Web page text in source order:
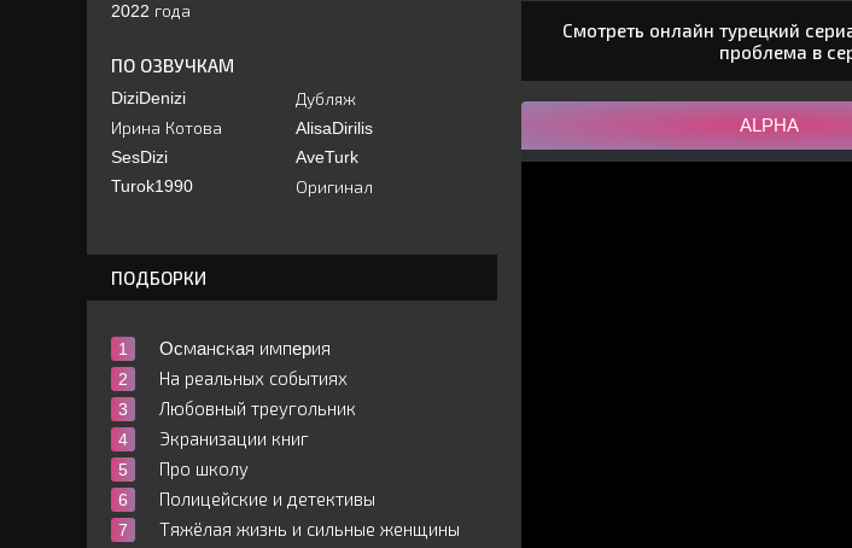
Смотреть онлайн турецкий
проблема в
ALPHA
2022 года
ПО ОЗВУЧКАМ
DiziDenizi
Ирина Котова
SesDizi
Turok1990
Дубляж
AlisaDirilis
AveTurk
Оригинал
ПОДБОРКИ
Ocмaнcкaя импepия
На реальных событиях
Любовный треугольник
Экранизации книг
Про школу
Полицейские и детективы
Тяжёлая жизнь и сильные женщины